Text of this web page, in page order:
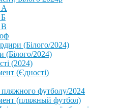
А
Б
В
(Білого/2024)
(Білого/2024)
(2024)
(Єдності)
пляжного футболу/2024
(пляжный футбол)